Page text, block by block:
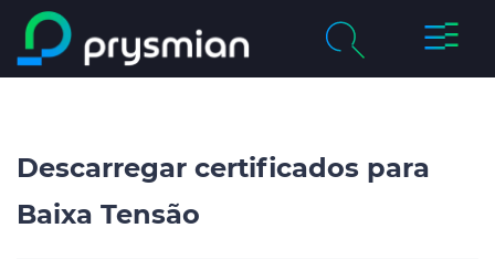
Ir para o conteúdo
principal
Mercados
Product Centre
Descarregar certificados para
Baixa Tensão